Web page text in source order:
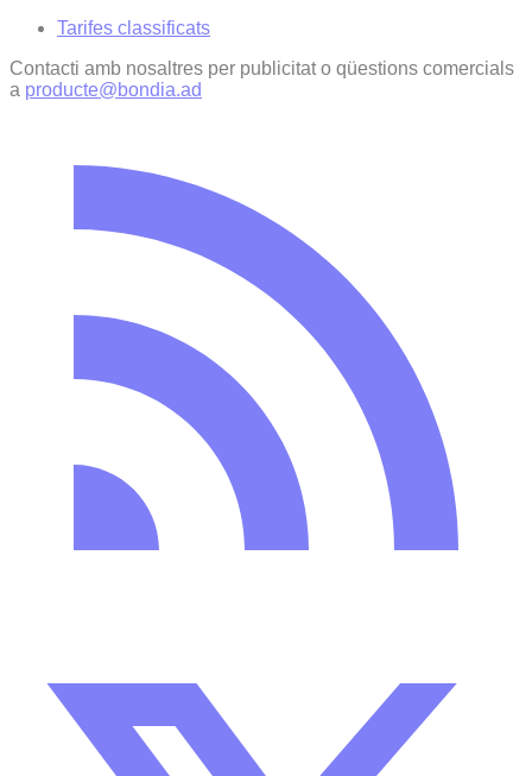
Tarifes classificats
Contacti amb nosaltres per publicitat o qüestions comercials
a producte@bondia.ad